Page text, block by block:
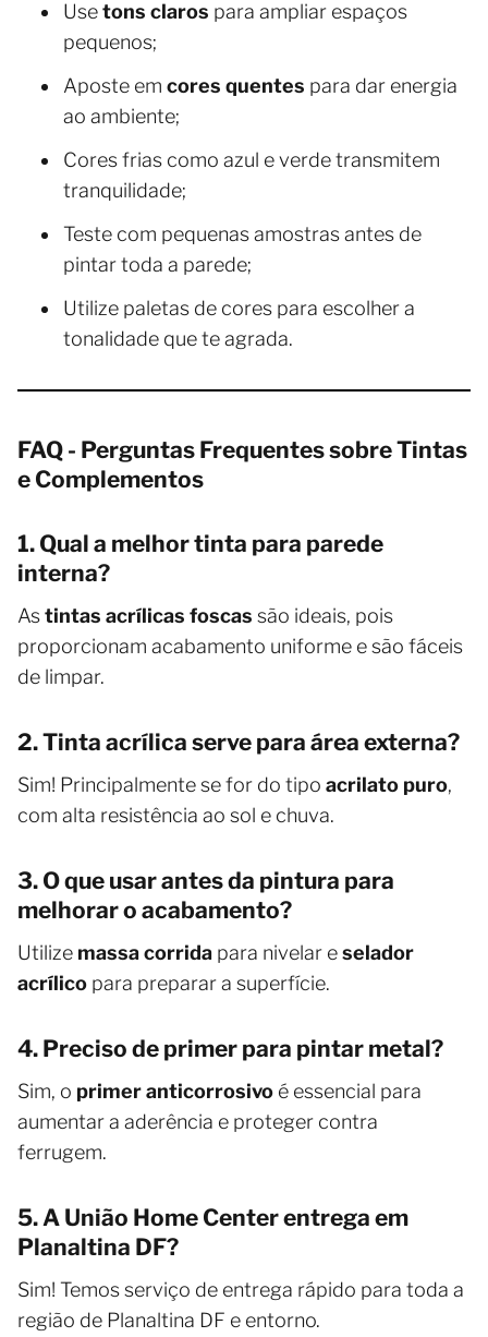
Usetons claros para ampliar espaços
pequenos;
Aposte em cores quentes para dar energia
ao ambiente;
Cores frias como azul e verde transmitem
tranquilidade;
Teste com pequenas amostras antes de
pintar toda a parede;
Utilize paletas de cores para escolher a
tonalidade que te agrada.
FAQ - Perguntas Frequentes sobre Tintas
e Complementos
1. Qual a melhor tinta para parede
interna?
Astintas acrílicas foscas são ideais, pois
proporcionam acabamento uniforme e são fáceis
de limpar.
2. Tinta acrílica serve para área externa?
Sim! Principalmente se for do tipo acrilato puro,
com alta resistência ao sol e chuva.
3. O que usar antes da pintura para
melhorar o acabamento?
Utilize massa corrida para nivelar eselador
acrílico para preparar a superfície.
4. Preciso de primer para pintar metal?
Sim, o primer anticorrosivo é essencial para
aumentar a aderência e proteger contra
ferrugem.
5. A União Home Center entrega em
Planaltina DF?
Sim! Temos serviço de entrega rápido para toda a
região de Planaltina DF e entorno.